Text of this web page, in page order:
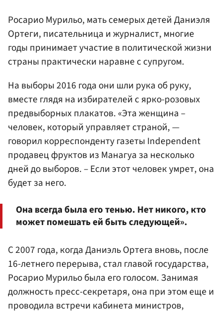
Росарио Мурильо, мать семерых детей Даниэля
Ортеги, писательница и журналист, многие
годы принимает участие в политической жизни
страны практически наравне с супругом.
На выборы 2016 года они шли рука об руку,
вместе глядя на избирателей с ярко-розовых
предвыборных плакатов. «Эта женщина –
человек, который управляет страной, —
говорил корреспонденту газеты Independent
продавец фруктов из Манагуа за несколько
дней до выборов. – Если этот человек умрет, она
будет за него.
Она всегда была его тенью. Нет никого, кто
может помешать ей быть следующей».
С 2007 года, когда Даниэль Ортега вновь, после
16-летнего перерыва, стал главой государства,
Росарио Мурильо была его голосом. Занимая
должность пресс-секретаря, она при этом еще и
проводила встречи кабинета министров,